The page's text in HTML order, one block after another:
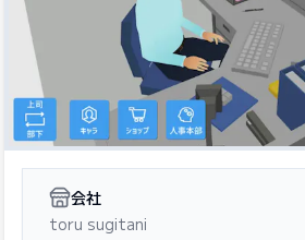
会社
toru sugitani